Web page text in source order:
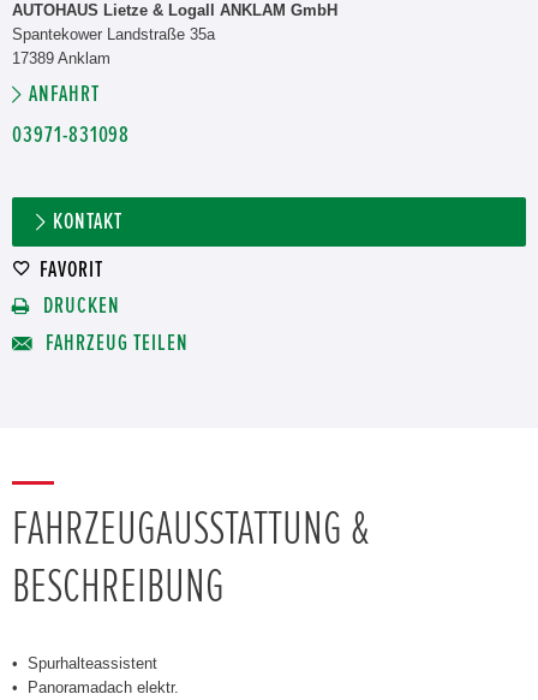
AUTOHAUS Lietze & Logall ANKLAM GmbH
Spantekower Landstraße 35a
17389 Anklam
ANFAHRT
03971-831098
KONTAKT
FAVORIT
DRUCKEN
FAHRZEUG TEILEN
FAHRZEUGAUSSTATTUNG &
BESCHREIBUNG
Spurhalteassistent
Panoramadach elektr.